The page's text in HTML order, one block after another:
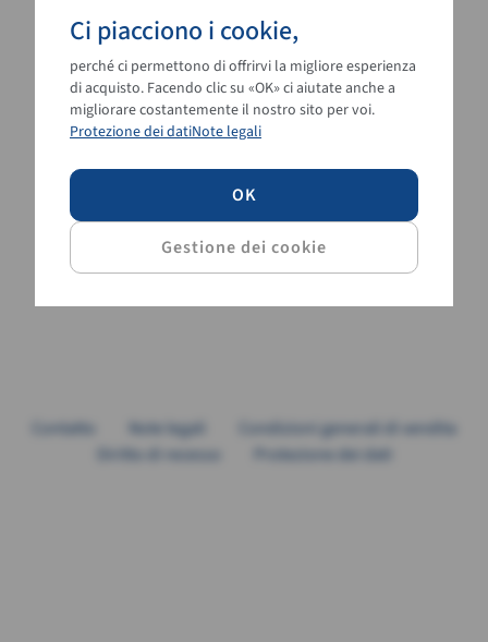
Contatto Note legali
Condizioni generali di vendita
Diritto di recesso
Protezione dei dati
Ci piacciono i cookie,
perché ci permettono di offrirvi la migliore esperienza
di acquisto. Facendo clic su «OK» ci aiutate anche a
migliorare costantemente il nostro sito per voi.
Protezione dei datiNote legali
OK